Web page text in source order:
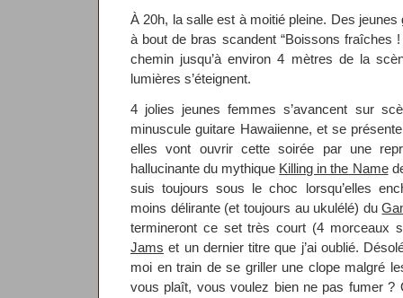
À 20h, la salle est à moitié pleine. Des
à bout de bras scandent “Boissons fraîches
chemin jusqu’à environ 4 mètres de la
lumières s’éteignent.
4 jolies jeunes femmes s’avancent sur
minuscule guitare Hawaiienne, et se
elles vont ouvrir cette soirée par une
hallucinante du mythique Killing in the Name
suis toujours sous le choc lorsqu’elles
moins délirante (et toujours au ukulélé) du
termineront ce set très court (4 morceaux
Jams et un dernier titre que j’ai oublié.
moi en train de se griller une clope malgré
vous plaît, vous voulez bien ne pas fumer ?